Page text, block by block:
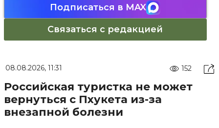
Подписаться в MAX
Связаться с редакцией
08.08.2026, 11:31 152
Российская туристка не может
вернуться с Пхукета из-за
внезапной болезни